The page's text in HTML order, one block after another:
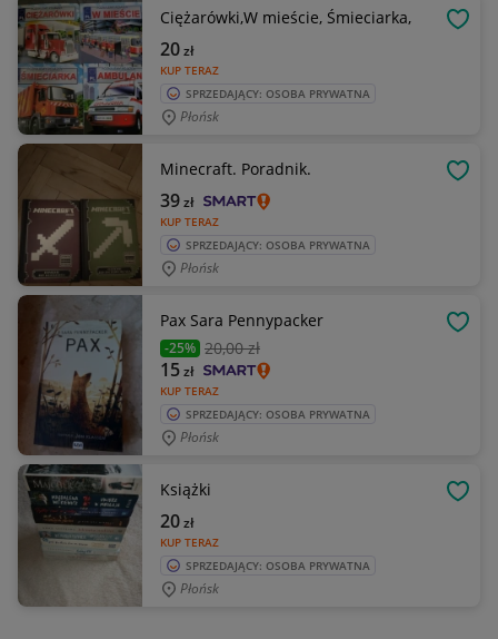
Ciężarówki,W mieście, Śmieciarka,
KUP TERAZ
20zł
SPRZEDAJĄCY: OSOBA PRYWATNA
Płońsk
Minecraft. Poradnik.
KUP TERAZ
39zł
SPRZEDAJĄCY: OSOBA PRYWATNA
Płońsk
Pax Sara Pennypacker
-25% 20,00 zł
KUP TERAZ
15zł
SPRZEDAJĄCY: OSOBA PRYWATNA
Płońsk
Książki
KUP TERAZ
20zł
SPRZEDAJĄCY: OSOBA PRYWATNA
Płońsk